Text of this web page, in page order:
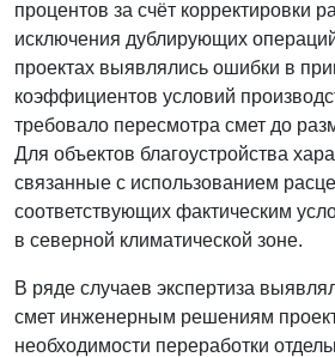
процентов за счёт корректировки
исключения дублирующих
проектах выявлялись ошибки в
коэффициентов условий
требовало пересмотра смет до
Для объектов благоустройства
связанные с использованием
соответствующих фактическим
в северной климатической зоне.
В ряде случаев экспертиза
смет инженерным решениям
необходимости переработки